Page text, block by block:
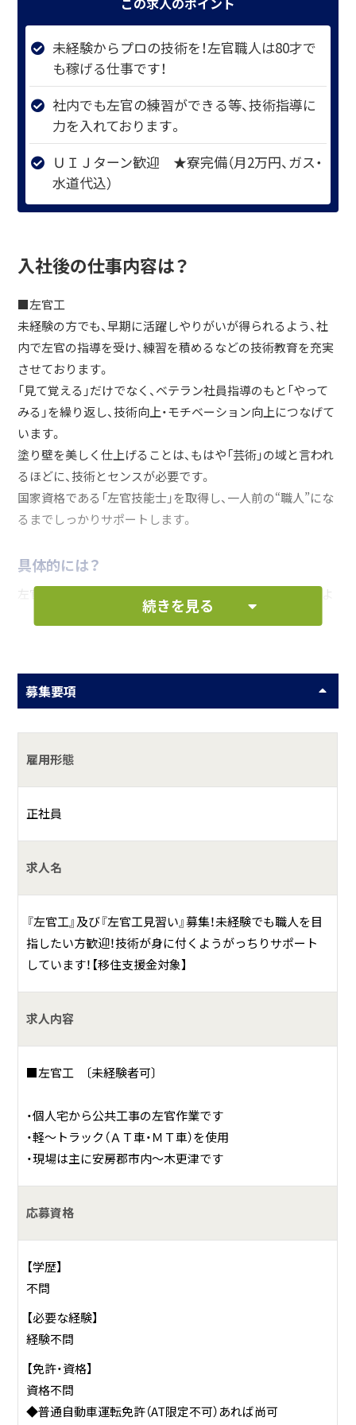
未経験からプロの技術を！左官職人は80才で
も稼げる仕事です！
社内でも左官の練習ができる等、技術指導に
力を入れております。
ＵＩＪターン歓迎 ★寮完備（月2万円、ガス・
水道代込）
入社後の仕事内容は？
■左官工
未経験の方でも、早期に活躍しやりがいが得られるよう、社
内で左官の指導を受け、練習を積めるなどの技術教育を充実
させております。
「見て覚える」だけでなく、ベテラン社員指導のもと「やって
みる」を繰り返し、技術向上・モチベーション向上につなげて
います。
塗り壁を美しく仕上げることは、もはや「芸術」の域と言われ
るほどに、技術とセンスが必要です。
国家資格である「左官技能士」を取得し、一人前の“職人”にな
るまでしっかりサポートします。
具体的には？
左官とは、鏝（こて）という道具を駆使した「塗り」の技術によ
って、建物の壁や床などを作る職人です。
打設後に面を平滑にしたり滑らない様に刷毛引き仕上げを
◆未経験者は職人さんの手元作業からはじめます。
◆経験者は経験に応じた作業をお願いします。
モルタル塗り
珪藻土、漆喰塗り
ジョリパット塗り等 各種壁塗り
何をしている会社？
■左官工事 ■タイル工事
■ブロック・レンガ・組積工事
■コンクリート圧送工事
具体的には？
なります。
創業当初は左官工事が中心でしたが、現在は左官工事、タイ
ル工事、圧送工事、土木工事など、時代のニーズに合わせて業
務を拡張してきました。
会社の理念は社会と社員の輝ける豊かさを実現することで
す。
古来と現代の左官技術による空間の豊かさを提供し、技術を
続きを見る
募集要項
雇用形態
正社員
求人名
『左官工』及び『左官工見習い』募集！未経験でも職人を目
指したい方歓迎！技術が身に付くようがっちりサポート
しています！【移住支援金対象】
求人内容
■左官工 〔未経験者可〕
・個人宅から公共工事の左官作業です
・軽～トラック（ＡＴ車・ＭＴ車）を使用
・現場は主に安房郡市内～木更津です
応募資格
【学歴】
不問
【必要な経験】
経験不問
【免許・資格】
資格不問
◆普通自動車運転免許（AT限定不可）あれば尚可